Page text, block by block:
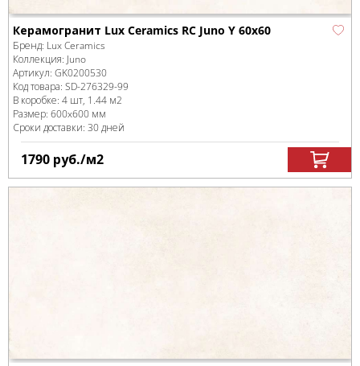
Керамогранит Lux Ceramics RC Juno Y 60x60
Бренд: Lux Ceramics
Коллекция: Juno
Артикул: GK0200530
Код товара: SD-276329-99
В коробке: 4 шт, 1.44 м2
Размер: 600x600 мм
Сроки доставки: 30 дней
1790 руб./м2